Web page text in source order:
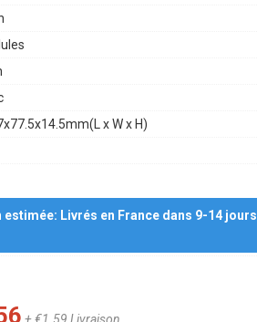
x W x H)
estimée: Livrés en France dans 9-14 jours